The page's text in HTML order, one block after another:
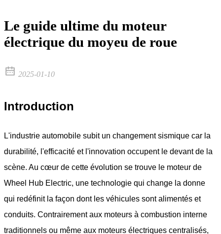
Le guide ultime du moteur
électrique du moyeu de roue
2025-01-10
Introduction
L'industrie automobile subit un changement sismique car la
durabilité, l'efficacité et l'innovation occupent le devant de la
scène. Au cœur de cette évolution se trouve le moteur de
Wheel Hub Electric, une technologie qui change la donne
qui redéfinit la façon dont les véhicules sont alimentés et
conduits. Contrairement aux moteurs à combustion interne
traditionnels ou même aux moteurs électriques centralisés,